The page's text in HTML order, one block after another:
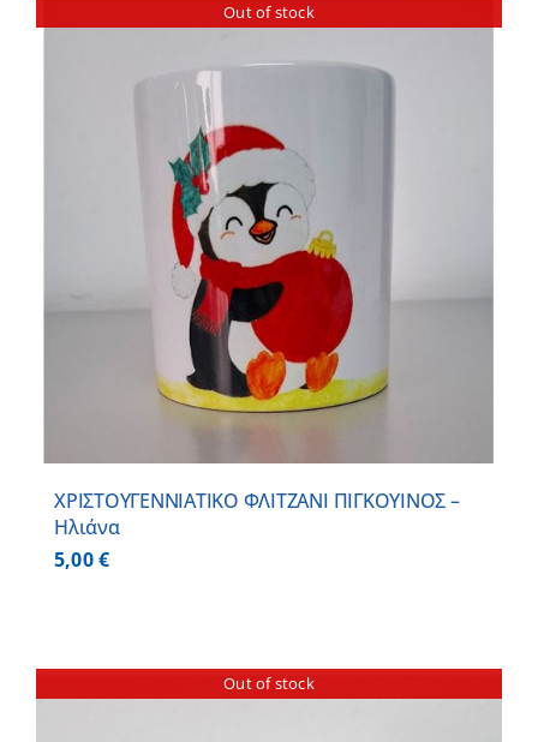
Out of stock
ΧΡΙΣΤΟΥΓΕΝΝΙΑΤΙΚΟ ΦΛΙΤΖΑΝΙ ΠΙΓΚΟΥΙΝΟΣ –
Ηλιάνα
5,00€
Out of stock